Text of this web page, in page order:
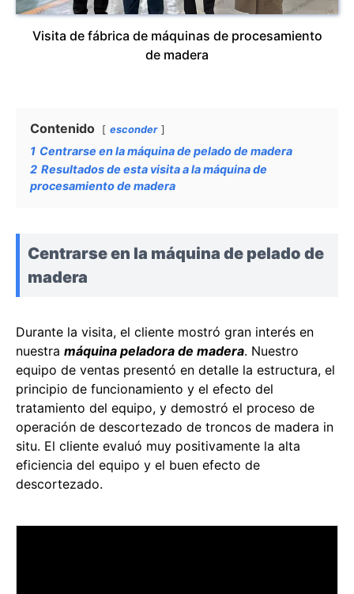
Visita de fábrica de máquinas de procesamiento
de madera
Contenido esconder
1 Centrarse en la máquina de pelado de madera
2 Resultados de esta visita a la máquina de
procesamiento de madera
Centrarse en la máquina de pelado de
madera
Durante la visita, el cliente mostró gran interés en
nuestra máquina peladora de madera. Nuestro
equipo de ventas presentó en detalle la estructura, el
principio de funcionamiento y el efecto del
tratamiento del equipo, y demostró el proceso de
operación de descortezado de troncos de madera in
situ. El cliente evaluó muy positivamente la alta
eficiencia del equipo y el buen efecto de
descortezado.